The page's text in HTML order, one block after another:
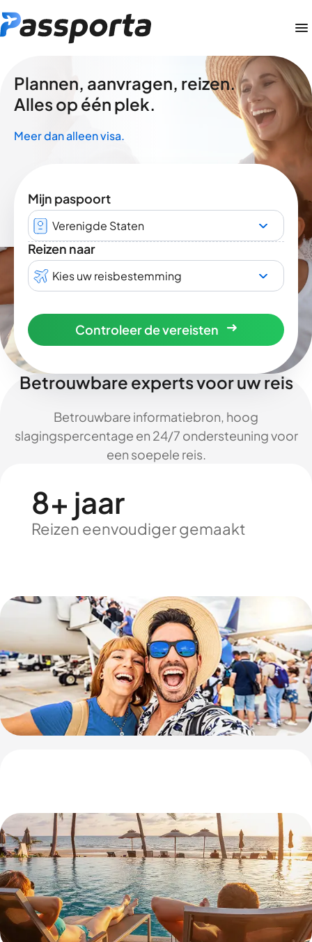
Plannen, aanvragen, reizen.
Alles op één plek.
Meer dan alleen visa.
Mijn paspoort
Verenigde Staten
Reizen naar
Kies uw reisbestemming
Controleer de vereisten
Betrouwbare experts voor uw reis
Betrouwbare informatiebron, hoog
slagingspercentage en 24/7 ondersteuning voor
een soepele reis.
8+ jaar
Reizen eenvoudiger gemaakt